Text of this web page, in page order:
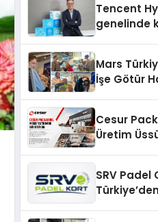
Tencent
genelinde
Mars
İşe Götür
Cesur
Üretim
SRV Padel